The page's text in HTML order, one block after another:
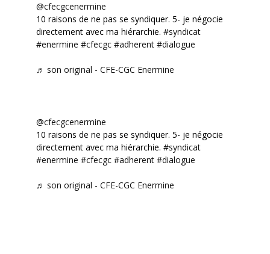
@cfecgcenermine
10 raisons de ne pas se syndiquer. 5- je négocie
directement avec ma hiérarchie. #syndicat
#enermine #cfecgc #adherent #dialogue
♬ son original - CFE-CGC Enermine
@cfecgcenermine
10 raisons de ne pas se syndiquer. 5- je négocie
directement avec ma hiérarchie. #syndicat
#enermine #cfecgc #adherent #dialogue
♬ son original - CFE-CGC Enermine